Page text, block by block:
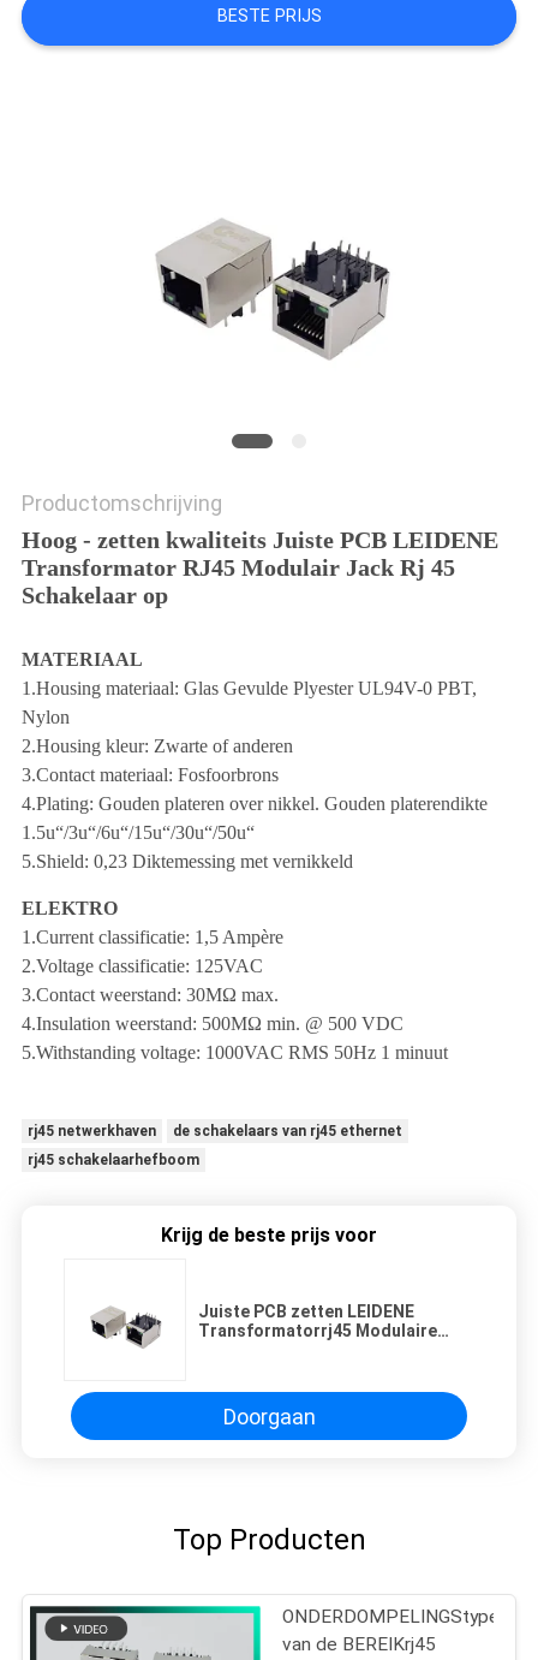
BESTE PRIJS
Productomschrijving
Hoog - zetten kwaliteits Juiste PCB LEIDENE
Transformator RJ45 Modulair Jack Rj 45
Schakelaar op
MATERIAAL
1.Housing materiaal: Glas Gevulde Plyester UL94V-0 PBT,
Nylon
2.Housing kleur: Zwarte of anderen
3.Contact materiaal: Fosfoorbrons
4.Plating: Gouden plateren over nikkel. Gouden platerendikte
1.5u“/3u“/6u“/15u“/30u“/50u“
5.Shield: 0,23 Diktemessing met vernikkeld
ELEKTRO
1.Current classificatie: 1,5 Ampère
2.Voltage classificatie: 125VAC
3.Contact weerstand: 30MΩ max.
4.Insulation weerstand: 500MΩ min. @ 500 VDC
5.Withstanding voltage: 1000VAC RMS 50Hz 1 minuut
rj45 netwerkhaven
de schakelaars van rj45 ethernet
rj45 schakelaarhefboom
Krijg de beste prijs voor
Juiste PCB zetten LEIDENE
Transformatorrj45 Modulaire
Doorgaan
Top Producten
ONDERDOMPELINGStype
van de BEREIKrj45